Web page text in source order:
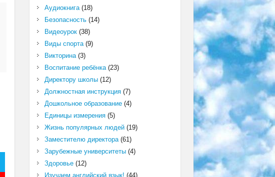
Аудиокнига(18)
Безопасность(14)
Видеоурок(38)
Виды спорта(9)
Викторина(3)
Воспитание ребёнка(23)
Директору школы(12)
Должностная инструкция(7)
Дошкольное образование(4)
Единицы измерения(5)
Жизнь популярных людей(19)
Заместителю директора(61)
Зарубежные университеты(4)
Здоровье(12)
Изучаем английский язык! (44)